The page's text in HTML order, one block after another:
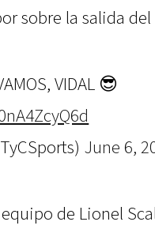
sobre la salida
VIDAL 😎
June 6,
de Lionel